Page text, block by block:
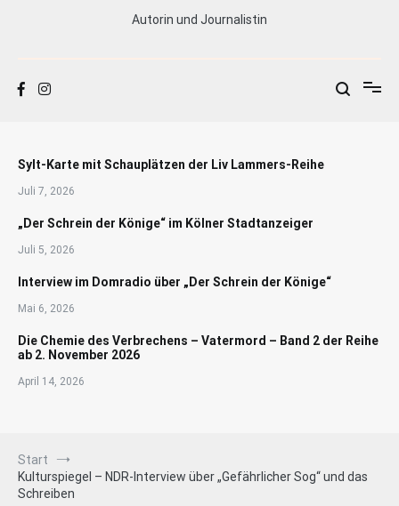
Autorin und Journalistin
Sylt-Karte mit Schauplätzen der Liv Lammers-Reihe
Juli 7, 2026
„Der Schrein der Könige“ im Kölner Stadtanzeiger
Juli 5, 2026
Interview im Domradio über „Der Schrein der Könige“
Mai 6, 2026
Die Chemie des Verbrechens – Vatermord – Band 2 der Reihe
ab 2. November 2026
April 14, 2026
Start
Kulturspiegel – NDR-Interview über „Gefährlicher Sog“ und das
Schreiben